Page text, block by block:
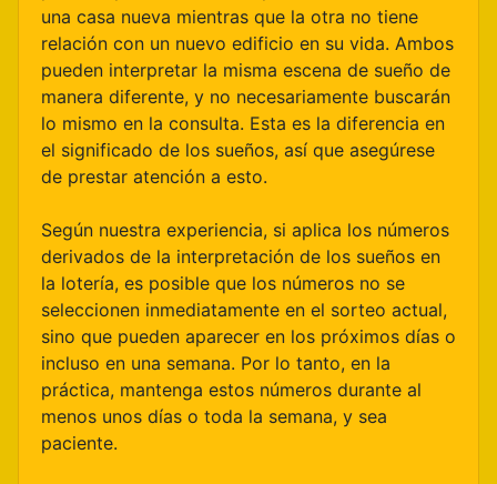
una casa nueva mientras que la otra no tiene
relación con un nuevo edificio en su vida. Ambos
pueden interpretar la misma escena de sueño de
manera diferente, y no necesariamente buscarán
lo mismo en la consulta. Esta es la diferencia en
el significado de los sueños, así que asegúrese
de prestar atención a esto.
Según nuestra experiencia, si aplica los números
derivados de la interpretación de los sueños en
la lotería, es posible que los números no se
seleccionen inmediatamente en el sorteo actual,
sino que pueden aparecer en los próximos días o
incluso en una semana. Por lo tanto, en la
práctica, mantenga estos números durante al
menos unos días o toda la semana, y sea
paciente.